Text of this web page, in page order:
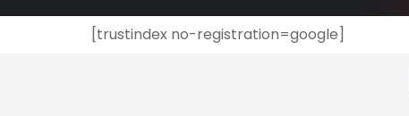
[trustindex no-registration=google]